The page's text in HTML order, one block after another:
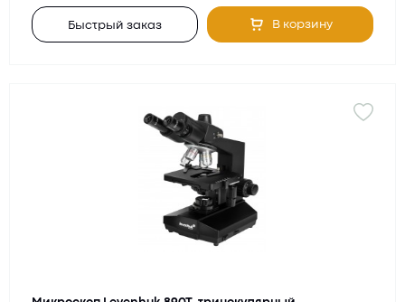
Быстрый заказ В корзину